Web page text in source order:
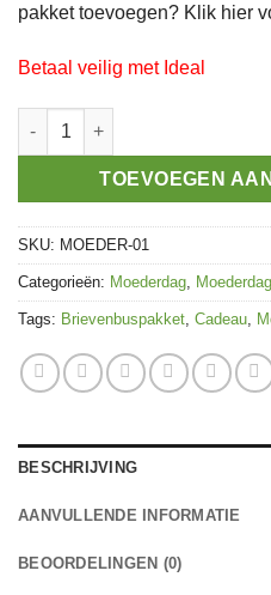
pakket toevoegen? Klik hier
Betaal veilig met Ideal
Attent Moederdag Buspakket
TOEVOEGEN
SKU: MOEDER-01
Categorieën: Moederdag,
Tags: Brievenbuspakket, Cadeau,
BESCHRIJVING
AANVULLENDE INFORMATIE
BEOORDELINGEN (0)